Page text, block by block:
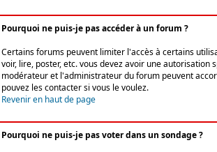
Pourquoi ne puis-je pas accéder à un forum ?
Certains forums peuvent limiter l'accès à certains
voir, lire, poster, etc. vous devez avoir une autorisation
modérateur et l'administrateur du forum peuvent
pouvez les contacter si vous le voulez.
Revenir en haut de page
Pourquoi ne puis-je pas voter dans un sondage ?